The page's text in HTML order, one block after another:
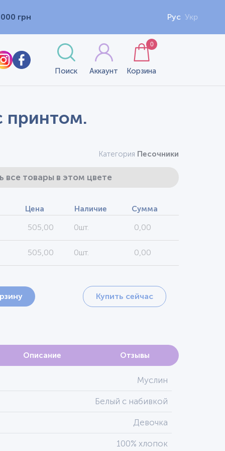
грн Рус Укр
Поиск Аккаунт Корзина
0
принтом.
Категория Песочники
все товары в этом цвете
Цена Наличие Сумма
505,00 0шт. 0,00
505,00 0шт. 0,00
Купить сейчас
Описание Отзывы
Муслин
Белый с набивкой
Девочка
100% хлопок